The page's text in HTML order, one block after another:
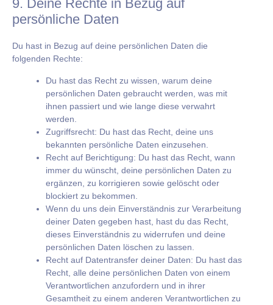
9. Deine Rechte in Bezug auf
persönliche Daten
Du hast in Bezug auf deine persönlichen Daten die
folgenden Rechte:
Du hast das Recht zu wissen, warum deine
persönlichen Daten gebraucht werden, was mit
ihnen passiert und wie lange diese verwahrt
werden.
Zugriffsrecht: Du hast das Recht, deine uns
bekannten persönliche Daten einzusehen.
Recht auf Berichtigung: Du hast das Recht, wann
immer du wünscht, deine persönlichen Daten zu
ergänzen, zu korrigieren sowie gelöscht oder
blockiert zu bekommen.
Wenn du uns dein Einverständnis zur Verarbeitung
deiner Daten gegeben hast, hast du das Recht,
dieses Einverständnis zu widerrufen und deine
persönlichen Daten löschen zu lassen.
Recht auf Datentransfer deiner Daten: Du hast das
Recht, alle deine persönlichen Daten von einem
Verantwortlichen anzufordern und in ihrer
Gesamtheit zu einem anderen Verantwortlichen zu